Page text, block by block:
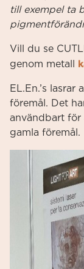
till exempel ta
Vill du se
genom metall
EL.En.’s
föremål. Det
användbart för
gamla föremål.